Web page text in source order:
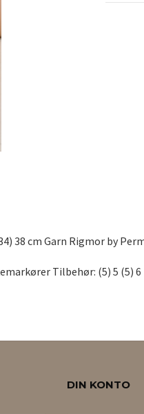
38 cm Garn Rigmor by
Tilbehør: (5) 5
DIN KONTO